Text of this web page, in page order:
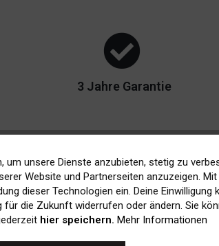
3 Jahre Garantie
Aktiv
Inaktiv
unsere Dienste anzubieten, stetig zu
Website und Partnerseiten anzuzeigen.
dieser Technologien ein. Deine Einwilligung
die Zukunft widerrufen oder ändern. Sie
hier speichern. Mehr Informationen